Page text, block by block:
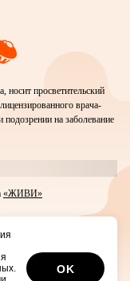
носит просветительский
врача-
на заболевание
«ЖИВИ»
детям «ЖИВИ»
данных.
OK